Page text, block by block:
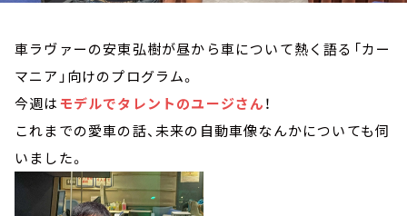
車ラヴァーの安東弘樹が昼から車について熱く語る「カー
マニア」向けのプログラム。
今週はモデルでタレントのユージさん！
これまでの愛車の話、未来の自動車像なんかについても伺
いました。